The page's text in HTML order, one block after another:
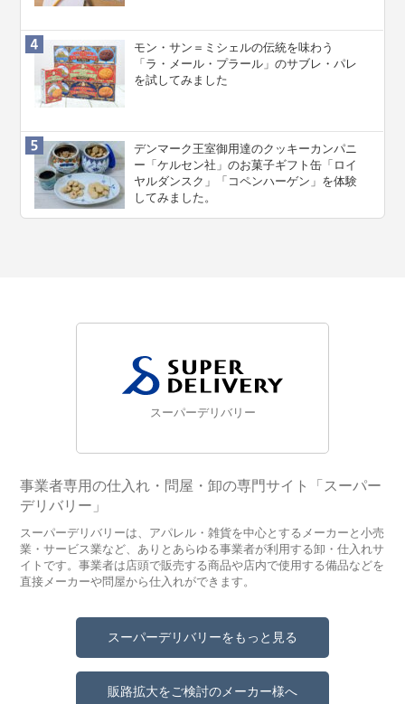
モン・サン＝ミシェルの伝統を味わう
「ラ・メール・プラール」のサブレ・パレ
を試してみました
デンマーク王室御用達のクッキーカンパニ
ー「ケルセン社」のお菓子ギフト缶「ロイ
ヤルダンスク」「コペンハーゲン」を体験
してみました。
スーパーデリバリー
事業者専用の仕入れ・問屋・卸の専門サイト「スーパー
デリバリー」
スーパーデリバリーは、アパレル・雑貨を中心とするメーカーと小売
業・サービス業など、ありとあらゆる事業者が利用する卸・仕入れサ
イトです。事業者は店頭で販売する商品や店内で使用する備品などを
直接メーカーや問屋から仕入れができます。
スーパーデリバリーをもっと見る
販路拡大をご検討のメーカー様へ